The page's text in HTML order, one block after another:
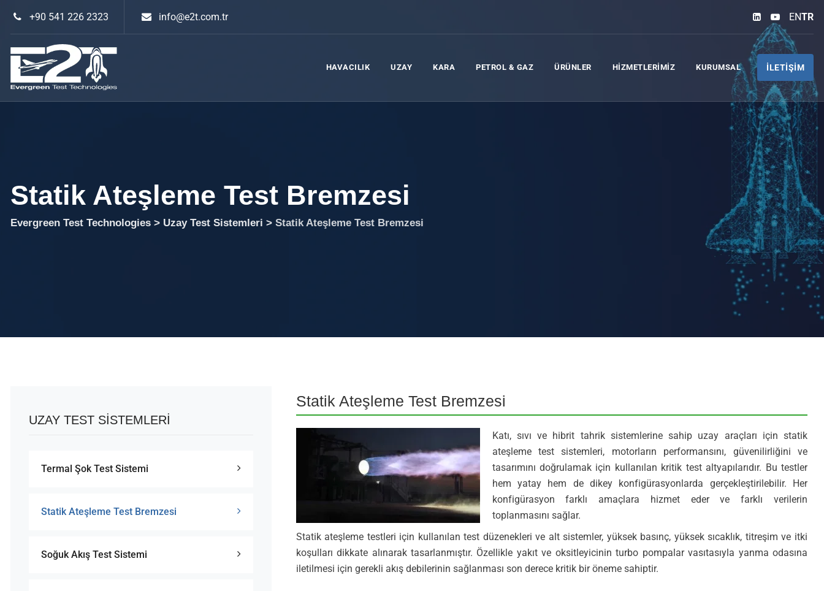
+90 541 226 2323 info@e2t.com.tr ENTR
HAVACILIK UZAY KARA PETROL & GAZ ÜRÜNLER HIZMETLERIMIZ KURUMSAL İLETIŞIM
Statik Ateşleme Test Bremzesi
Evergreen Test Technologies > Uzay Test Sistemleri > Statik Ateşleme Test Bremzesi
Statik Ateşleme Test Bremzesi
Katı, sıvı ve hibrit tahrik sistemlerine sahip uzay araçları için statik
ateşleme test sistemleri, motorların performansını, güvenilirliğini ve
tasarımını doğrulamak için kullanılan kritik test altyapılarıdır. Bu testler
hem yatay hem de dikey konfigürasyonlarda gerçekleştirilebilir. Her
konfigürasyon farklı amaçlara hizmet eder ve farklı verilerin
toplanmasını sağlar.
Statik ateşleme testleri için kullanılan test düzenekleri ve alt sistemler, yüksek basınç, yüksek sıcaklık, titreşim ve itki
koşulları dikkate alınarak tasarlanmıştır. Özellikle yakıt ve oksitleyicinin turbo pompalar vasıtasıyla yanma odasına
iletilmesi için gerekli akış debilerinin sağlanması son derece kritik bir öneme sahiptir.
UZAY TEST SISTEMLERI
Termal Şok Test Sistemi
Statik Ateşleme Test Bremzesi
Soğuk Akış Test Sistemi